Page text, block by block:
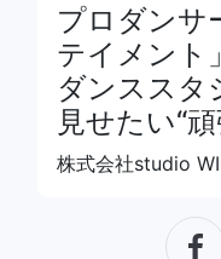
プロダンサ
テイメント
ダンススタ
見せたい“
株式会社studio